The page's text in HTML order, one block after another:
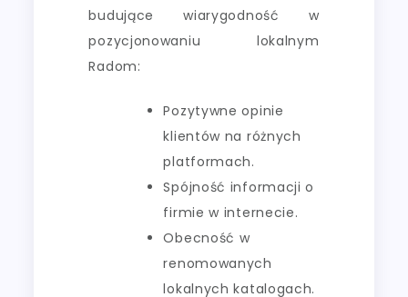
budujące wiarygodność w
pozycjonowaniu lokalnym
Radom:
Pozytywne opinie
klientów na różnych
platformach.
Spójność informacji o
firmie w internecie.
Obecność w
renomowanych
lokalnych katalogach.